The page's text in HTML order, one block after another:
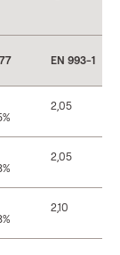
EN 993-1
2,05
2,05
2,10